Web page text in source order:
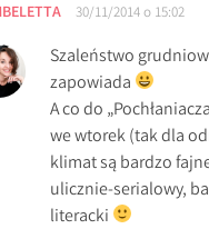
30/11/2014 o 15:02
Szaleństwo
zapowiada
A co do
we wtorek (tak dla
klimat są bardzo
ulicznie-serialowy,
literacki